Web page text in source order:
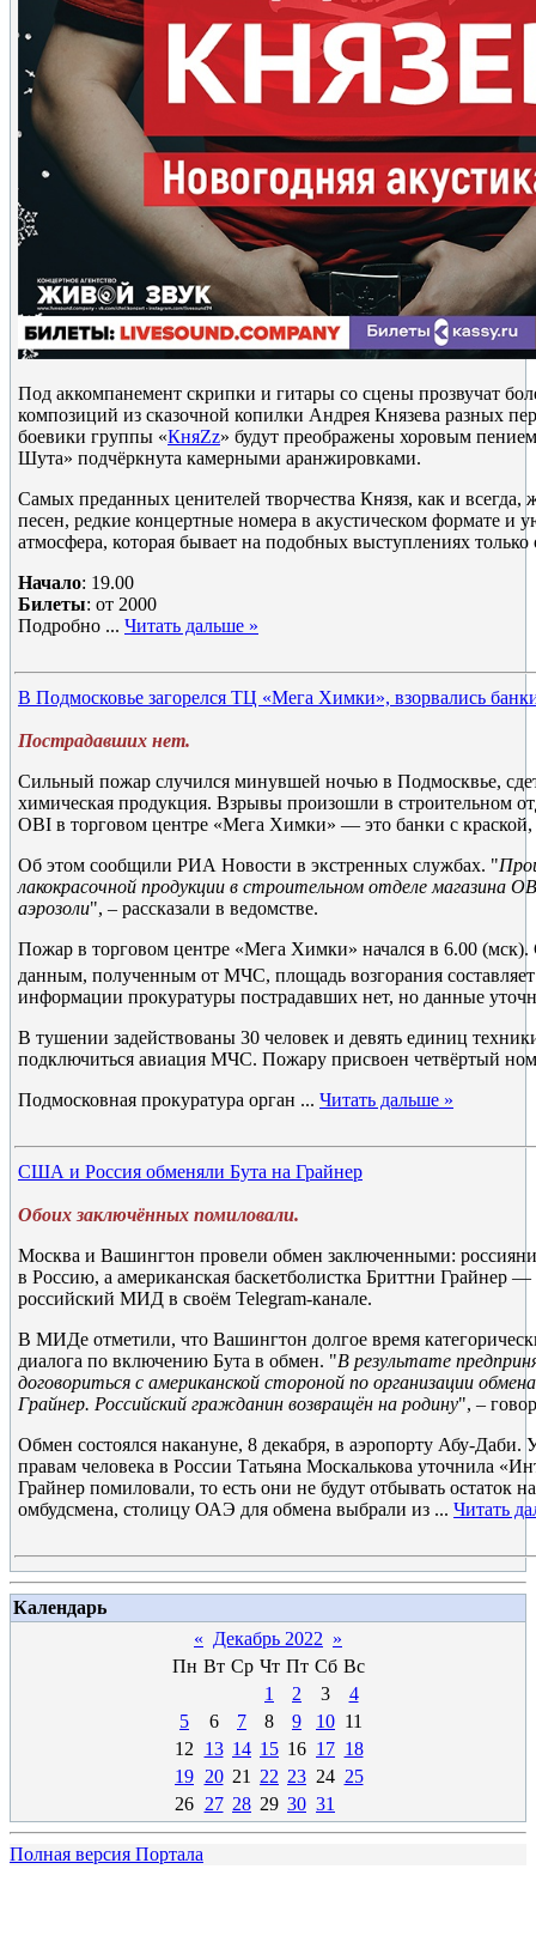
Под аккомпанемент скрипки и гитары со сцены прозвучат
композиций из сказочной копилки Андрея Князева разных
боевики группы «КняZz» будут преображены хоровым
Шута» подчёркнута камерными аранжировками.
Самых преданных ценителей творчества Князя, как и
песен, редкие концертные номера в акустическом формате и
атмосфера, которая бывает на подобных выступлениях только
Начало: 19.00
Билеты: от 2000
Подробно ... Читать дальше »
В Подмосковье загорелся ТЦ «Мега Химки», взорвались
Пострадавших нет.
Сильный пожар случился минувшей ночью в Подмосквье,
химическая продукция. Взрывы произошли в строительном
OBI в торговом центре «Мега Химки» — это банки с краской,
Об этом сообщили РИА Новости в экстренных службах. "
лакокрасочной продукции в строительном отделе магазина
аэрозоли", – рассказали в ведомстве.
Пожар в торговом центре «Мега Химки» начался в 6.00 (мск).
данным, полученным от МЧС, площадь возгорания
информации прокуратуры пострадавших нет, но данные
В тушении задействованы 30 человек и девять единиц
подключиться авиация МЧС. Пожару присвоен четвёртый
Подмосковная прокуратура орган ... Читать дальше »
США и Россия обменяли Бута на Грайнер
Обоих заключённых помиловали.
Москва и Вашингтон провели обмен заключенными:
в Россию, а американская баскетболистка Бриттни
российский МИД в своём Telegram-канале.
В МИДе отметили, что Вашингтон долгое время
диалога по включению Бута в обмен. "В результате
договориться с американской стороной по организации
Грайнер. Российский гражданин возвращён на родину", –
Обмен состоялся накануне, 8 декабря, в аэропорту Абу-
правам человека в России Татьяна Москалькова уточнила
Грайнер помиловали, то есть они не будут отбывать остаток
омбудсмена, столицу ОАЭ для обмена выбрали из ... Читать
Календарь
« Декабрь 2022 »
Пн Вт Ср Чт Пт Сб Вс
1
2 3
4
5
6 7 8 9 10 11
12
13 14 15 16 17 18
19 20 21 22 23 24 25
26 27 28 29 30 31
Полная версия Портала